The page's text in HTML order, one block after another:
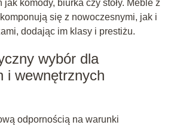
komody, biurka czy stoły. Meble z
się z nowoczesnymi, jak i
dodając im klasy i prestiżu.
wybór dla
i wewnętrznych
odpornością na warunki